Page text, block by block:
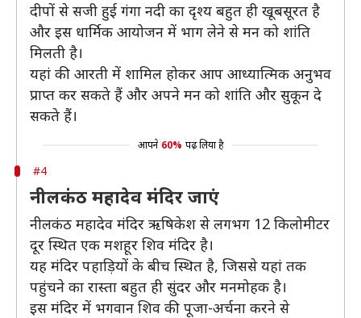
दीपों से सजी हुई गंगा नदी का दृश्य बहुत ही खूबसूरत है
और इस धार्मिक आयोजन में भाग लेने से मन को शांति
मिलती है।
यहां की आरती में शामिल होकर आप आध्यात्मिक अनुभव
प्राप्त कर सकते हैं और अपने मन को शांति और सुकून दे
सकते हैं।
आपने 60% पढ़ लिया है
#4
नीलकंठ महादेव मंदिर जाएं
नीलकंठ महादेव मंदिर ऋषिकेश से लगभग 12 किलोमीटर
दूर स्थित एक मशहूर शिव मंदिर है।
यह मंदिर पहाड़ियों के बीच स्थित है, जिससे यहां तक
पहुंचने का रास्ता बहुत ही सुंदर और मनमोहक है।
इस मंदिर में भगवान शिव की पूजा-अर्चना करने से